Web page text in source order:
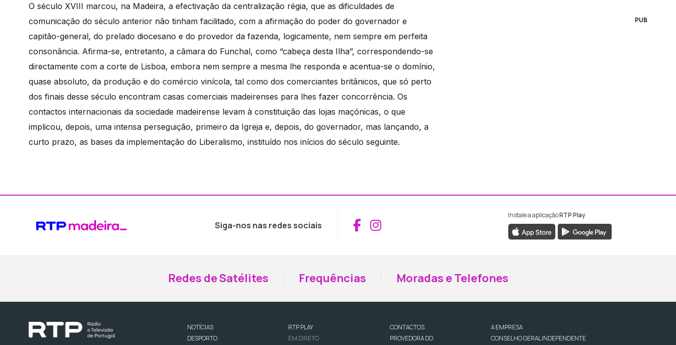
O século XVIII marcou, na Madeira, a efectivação da centralização régia, que as dificuldades de
comunicação do século anterior não tinham facilitado, com a afirmação do poder do governador e
capitão-general, do prelado diocesano e do provedor da fazenda, logicamente, nem sempre em perfeita
consonância. Afirma-se, entretanto, a câmara do Funchal, como “cabeça desta Ilha”, correspondendo-se
directamente com a corte de Lisboa, embora nem sempre a mesma lhe responda e acentua-se o domínio,
quase absoluto, da produção e do comércio vinícola, tal como dos comerciantes britânicos, que só perto
dos finais desse século encontram casas comerciais madeirenses para lhes fazer concorrência. Os
contactos internacionais da sociedade madeirense levam à constituição das lojas maçónicas, o que
implicou, depois, uma intensa perseguição, primeiro da Igreja e, depois, do governador, mas lançando, a
curto prazo, as bases da implementação do Liberalismo, instituído nos inícios do século seguinte.
PUB
Siga-nos nas redes sociais Aceder ao Facebook da RTP Madeira
Aceder ao Instagram da RTP Madeira
Instale a aplicaçãoRTP Play
Redes de Satélites Frequências Moradas e Telefones
NOTÍCIAS
DESPORTO
RTP PLAY
EM DIRETO
CONTACTOS
PROVEDORA DO
A EMPRESA
CONSELHO GERAL INDEPENDENTE